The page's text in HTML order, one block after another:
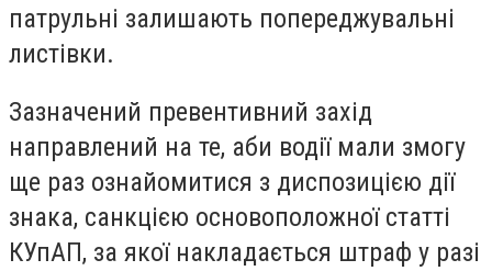
патрульні залишають попереджувальні
листівки.
Зазначений превентивний захід
направлений на те, аби водії мали змогу
ще раз ознайомитися з диспозицією дії
знака, санкцією основоположної статті
КУпАП, за якої накладається штраф у разі